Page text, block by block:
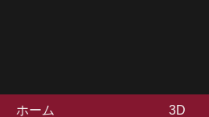
ホーム 3D